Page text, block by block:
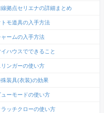
線拠点セリエナの詳細まとめ
トモ道具の入手方法
ャームの入手方法
イハウスでできること
リンガーの使い方
殊装具(衣装)の効果
ューモードの使い方
ラッチクローの使い方